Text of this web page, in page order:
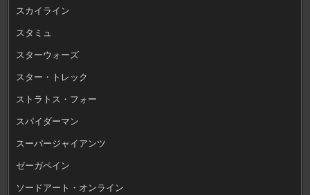
スカイライン
スタミュ
スターウォーズ
スター・トレック
ストラトス・フォー
スパイダーマン
スーパージャイアンツ
ゼーガペイン
ソードアート・オンライン